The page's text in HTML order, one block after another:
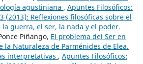
agustiniana , Apuntes Filosóficos:
(2013): Reflexiones filosóficas sobre el
guerra, el ser, la nada y el poder.
Piñango, El problema del Ser en
la Naturaleza de Parménides de Elea.
interpretativas , Apuntes Filosóficos: